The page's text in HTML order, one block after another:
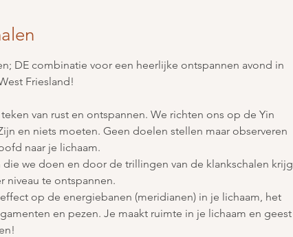
DE combinatie voor een heerlijke ontspannen avond in
Friesland!
van rust en ontspannen. We richten ons op de Yin
en niets moeten. Geen doelen stellen maar observeren
naar je lichaam.
we doen en door de trillingen van de klankschalen krijg
niveau te ontspannen.
op de energiebanen (meridianen) in je lichaam, het
en pezen. Je maakt ruimte in je lichaam en geest